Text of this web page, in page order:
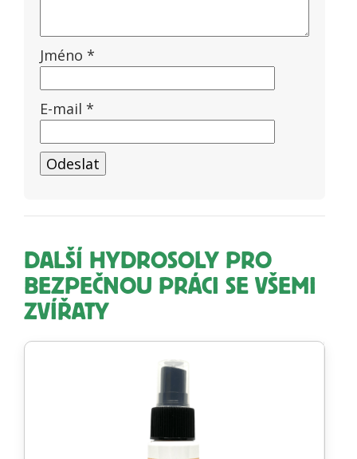
Jméno *
E-mail *
DALŠÍ HYDROSOLY PRO
BEZPEČNOU PRÁCI SE VŠEMI
ZVÍŘATY